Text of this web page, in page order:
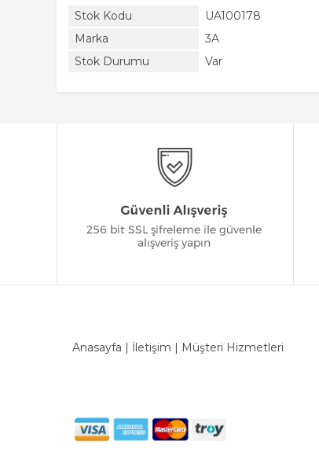
Stok Kodu
UA100178
Marka
3A
Stok Durumu
Var
Anasayfa | İletişim | Müşteri Hizmetleri